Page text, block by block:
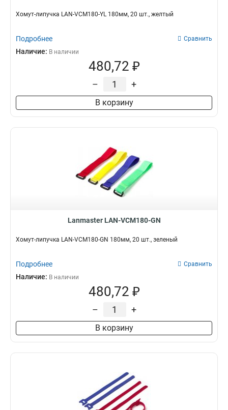
Хомут-липучка LAN-VCM180-YL 180мм, 20 шт., желтый
Подробнее Сравнить
Наличие: В наличии
480,72 ₽
– +
В корзину
Lanmaster LAN-VCM180-GN
Хомут-липучка LAN-VCM180-GN 180мм, 20 шт., зеленый
Подробнее Сравнить
Наличие: В наличии
480,72 ₽
– +
В корзину